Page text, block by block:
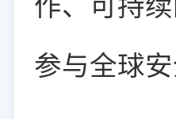
作、可持
参与全球安